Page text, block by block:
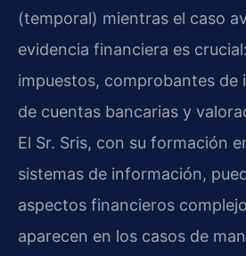
(temporal) mientras el caso
evidencia financiera es
impuestos, comprobantes de
de cuentas bancarias y
El Sr. Sris, con su formación
sistemas de información,
aspectos financieros
aparecen en los casos de